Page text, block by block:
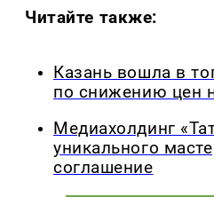
Читайте также:
Казань вошла в
по снижению цен
Медиахолдинг
уникального
соглашение